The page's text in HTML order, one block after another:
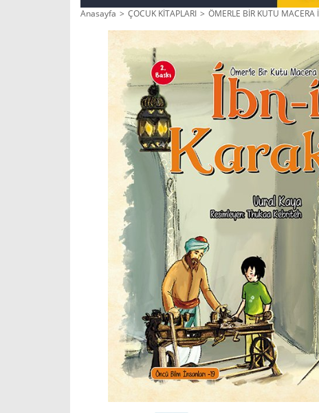
Anasayfa ÇOCUK KİTAPLARI ÖMERLE BİR KUTU MACERA